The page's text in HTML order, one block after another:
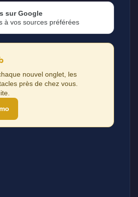
sur Google
à vos sources préférées
nouvel onglet, les
près de chez vous.